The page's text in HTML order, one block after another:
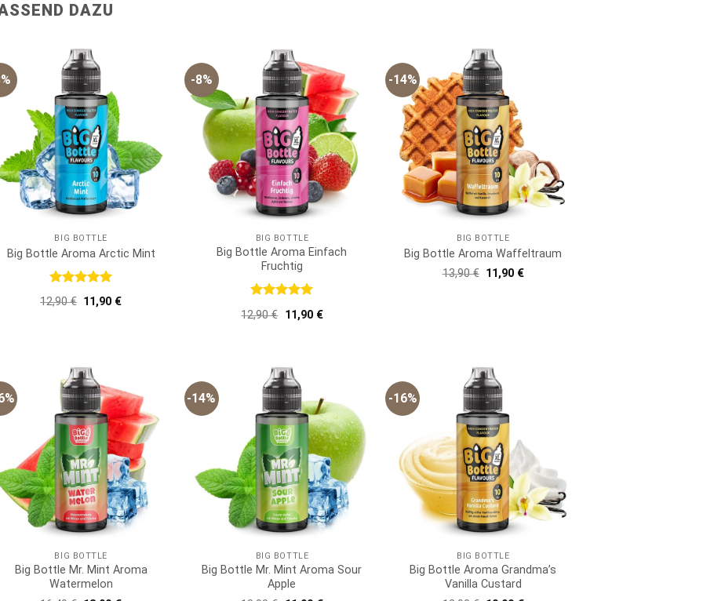
DAZU
BIG BOTTLE
Big Bottle Aroma Arctic Mint
Bewertet
mit 5
von
12,90€ Ursprünglicher
Preis
11,90 €Aktueller
-8%
BIG BOTTLE
Big Bottle Aroma Einfach
Fruchtig
Bewertet
mit5 von
12,90€ Ursprünglicher
Preis
11,90 €Aktueller
-14%
BIG BOTTLE
Big Bottle Aroma Waffeltraum
13,90€ Ursprünglicher
Preis
11,90 €Aktueller
BIG BOTTLE
Big Bottle Mr. Mint Aroma
Watermelon
-14%
BIG BOTTLE
Big Bottle Mr. Mint Aroma Sour
Apple
-16%
BIG BOTTLE
Big Bottle Aroma Grandma’s
Vanilla Custard